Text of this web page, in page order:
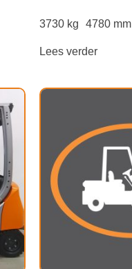
3730 kg 4780 mm
Lees verder